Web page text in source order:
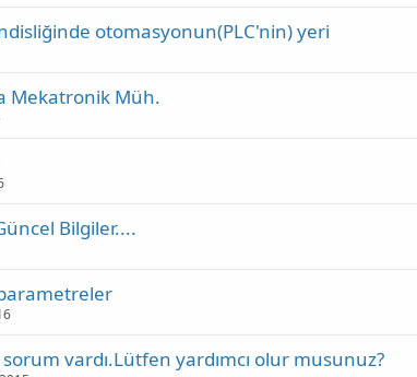
otomasyonun(PLC'nin) yeri
Mekatronik Müh.
Bilgiler....
vardı.Lütfen yardımcı olur musunuz?